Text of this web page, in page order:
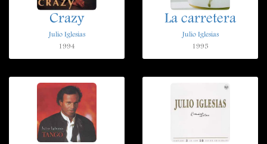
Crazy
Julio Iglesias
1994
La carretera
Julio Iglesias
1995